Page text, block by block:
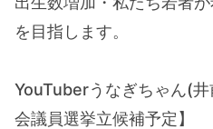
を目指します。
YouTuberうなぎちゃん(
会議員選挙立候補予定】